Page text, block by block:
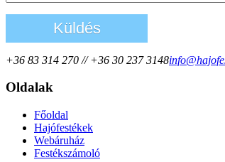
+36 83 314 270 // +36 30 237 3148
Oldalak
Főoldal
Hajófestékek
Webáruház
Festékszámoló